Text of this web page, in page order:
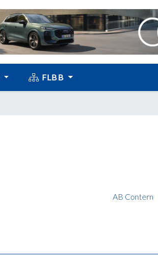
FLBB
AB Contern